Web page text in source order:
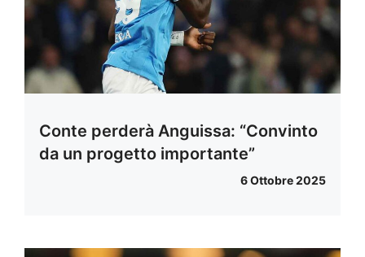
Conte perderà Anguissa: “Convinto
da un progetto importante”
6 Ottobre 2025